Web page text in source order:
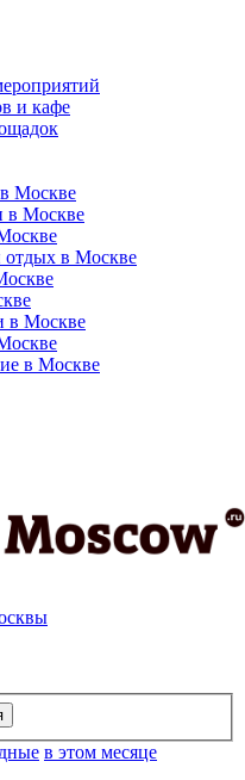
и кафе
Москве
в Москве
отдых в Москве
в Москве
в Москве
в этом месяце